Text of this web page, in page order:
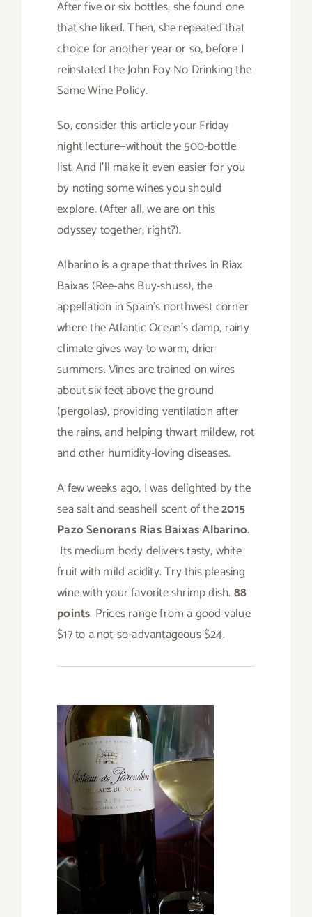
After five or six bottles, she found one
that she liked. Then, she repeated that
choice for another year or so, before I
reinstated the John Foy No Drinking the
Same Wine Policy.
So, consider this article your Friday
night lecture—without the 500-bottle
list. And I’ll make it even easier for you
by noting some wines you should
explore. (After all, we are on this
odyssey together, right?).
Albarino is a grape that thrives in Riax
Baixas (Ree-ahs Buy-shuss), the
appellation in Spain’s northwest corner
where the Atlantic Ocean’s damp, rainy
climate gives way to warm, drier
summers. Vines are trained on wires
about six feet above the ground
(pergolas), providing ventilation after
the rains, and helping thwart mildew, rot
and other humidity-loving diseases.
A few weeks ago, I was delighted by the
sea salt and seashell scent of the2015
Pazo Senorans Rias Baixas Albarino.
Its medium body delivers tasty, white
fruit with mild acidity. Try this pleasing
wine with your favorite shrimp dish.88
points. Prices range from a good value
$17 to a not-so-advantageous $24.